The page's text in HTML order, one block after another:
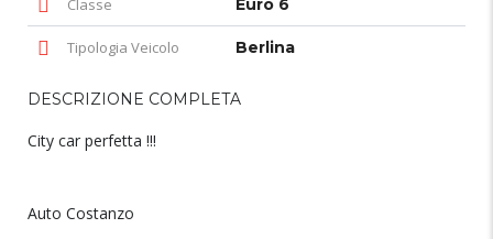
Classe Euro 6
Tipologia Veicolo Berlina
DESCRIZIONE COMPLETA
City car perfetta !!!
Auto Costanzo